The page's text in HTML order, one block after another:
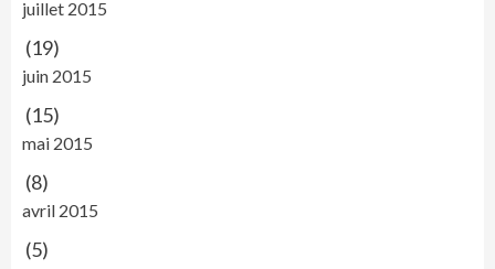
juillet 2015
(19)
juin 2015
(15)
mai 2015
(8)
avril 2015
(5)